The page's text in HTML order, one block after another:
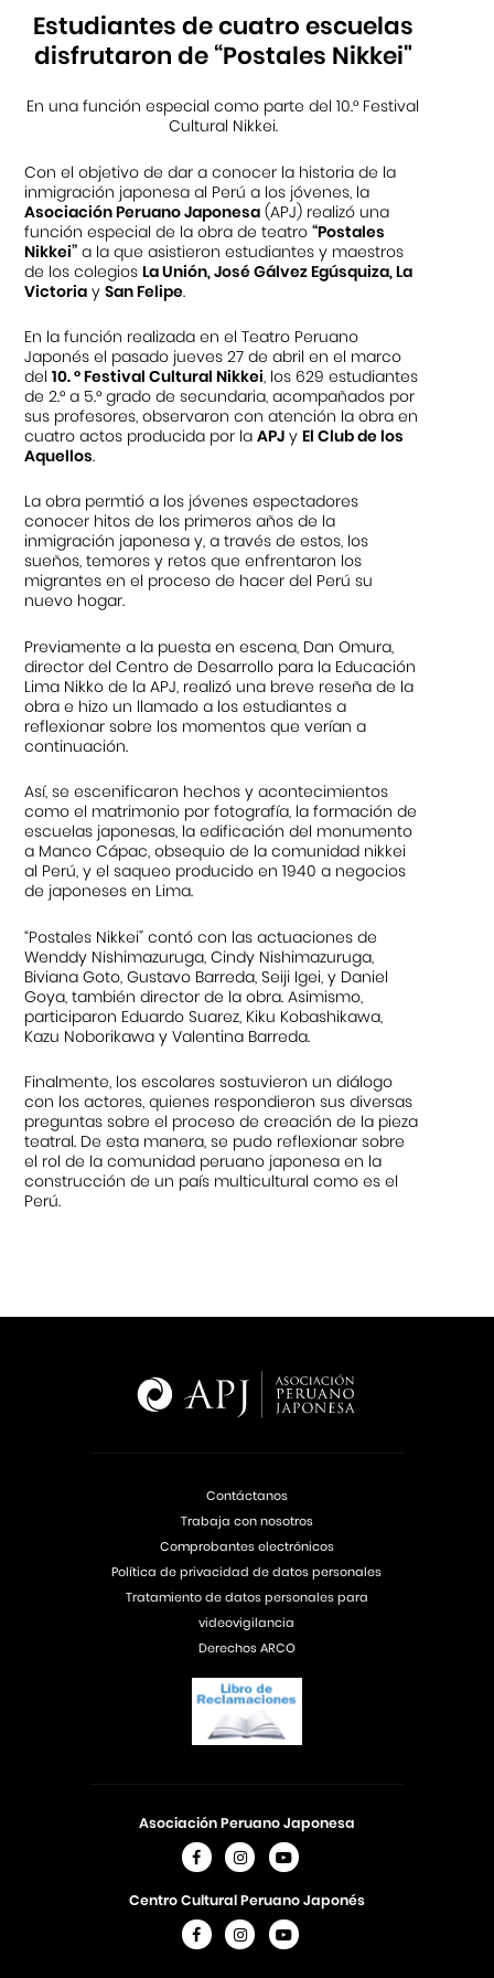
Estudiantes de cuatro escuelas
disfrutaron de “Postales Nikkei"
En una función especial como parte del 10.° Festival
Cultural Nikkei.
Con el objetivo de dar a conocer la historia de la
inmigración japonesa al Perú a los jóvenes, la
Asociación Peruano Japonesa (APJ) realizó una
función especial de la obra de teatro“Postales
Nikkei” a la que asistieron estudiantes y maestros
de los colegiosLa Unión, José Gálvez Egúsquiza, La
Victoria ySan Felipe.
En la función realizada en el Teatro Peruano
Japonés el pasado jueves 27 de abril en el marco
del10. ° Festival Cultural Nikkei, los 629 estudiantes
de 2.° a 5.° grado de secundaria, acompañados por
sus profesores, observaron con atención la obra en
cuatro actos producida por laAPJ yEl Club de los
Aquellos.
La obra permtió a los jóvenes espectadores
conocer hitos de los primeros años de la
inmigración japonesa y, a través de estos, los
sueños, temores y retos que enfrentaron los
migrantes en el proceso de hacer del Perú su
nuevo hogar.
Previamente a la puesta en escena, Dan Omura,
director del Centro de Desarrollo para la Educación
Lima Nikko de la APJ, realizó una breve reseña de la
obra e hizo un llamado a los estudiantes a
reflexionar sobre los momentos que verían a
continuación.
Así, se escenificaron hechos y acontecimientos
como el matrimonio por fotografía, la formación de
escuelas japonesas, la edificación del monumento
a Manco Cápac, obsequio de la comunidad nikkei
al Perú, y el saqueo producido en 1940 a negocios
de japoneses en Lima.
“Postales Nikkei” contó con las actuaciones de
Wenddy Nishimazuruga, Cindy Nishimazuruga,
Biviana Goto, Gustavo Barreda, Seiji Igei, y Daniel
Goya, también director de la obra. Asimismo,
participaron Eduardo Suarez, Kiku Kobashikawa,
Kazu Noborikawa y Valentina Barreda.
Finalmente, los escolares sostuvieron un diálogo
con los actores, quienes respondieron sus diversas
preguntas sobre el proceso de creación de la pieza
teatral. De esta manera, se pudo reflexionar sobre
el rol de la comunidad peruano japonesa en la
construcción de un país multicultural como es el
Perú.
Asociación Peruano Japonesa
Centro Cultural Peruano Japonés
Contáctanos
Trabaja con nosotros
Comprobantes electrónicos
Política de privacidad de datos personales
Tratamiento de datos personales para
videovigilancia
Derechos ARCO